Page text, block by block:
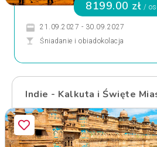
8199.00 zł /
21.09.2027 - 30.09.2027
Śniadanie i obiadokolacja
Indie - Kalkuta i Święte